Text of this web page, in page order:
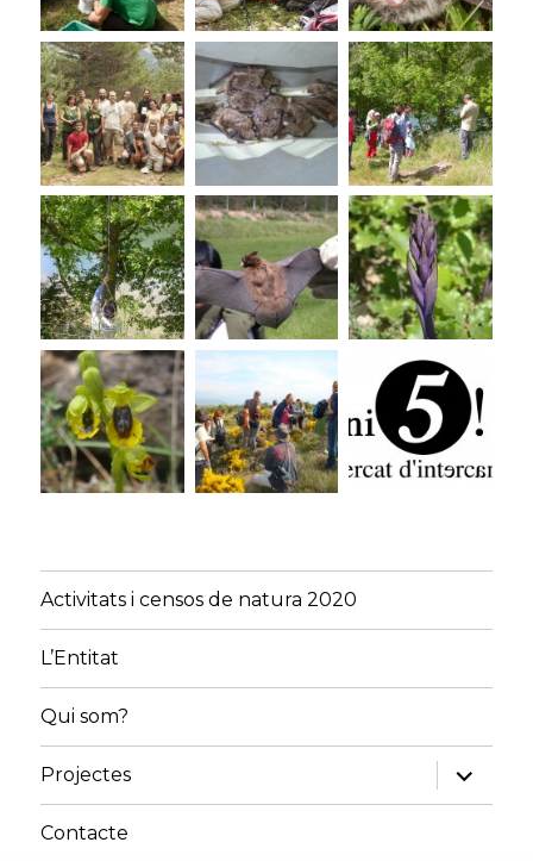
Activitats i censos de natura 2020
L’Entitat
Qui som?
Projectes
amplia
el
menú
Contacte